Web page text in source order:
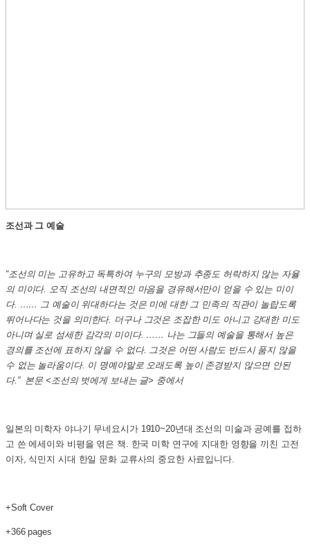
조선과 그 예술
“조선의 미는 고유하고 독특하여 누구의 모방과 추종도 허락하지 않는 자율
의 미이다. 오직 조선의 내면적인 마음을 경유해서만이 얻을 수 있는 미이
다. …… 그 예술이 위대하다는 것은 미에 대한 그 민족의 직관이 놀랍도록
뛰어나다는 것을 의미한다. 더구나 그것은 조잡한 미도 아니고 강대한 미도
아니며 실로 섬세한 감각의 미이다. …… 나는 그들의 예술을 통해서 높은
경의를 조선에 표하지 않을 수 없다. 그것은 어떤 사람도 반드시 품지 않을
수 없는 놀라움이다. 이 명예야말로 오래도록 높이 존경받지 않으면 안된
다.” 본문 <조선의 벗에게 보내는 글> 중에서
일본의 미학자 야나기 무네요시가 1910~20년대 조선의 미술과 공예를 접하
고 쓴 에세이와 비평을 엮은 책. 한국 미학 연구에 지대한 영향을 끼친 고전
이자, 식민지 시대 한일 문화 교류사의 중요한 사료입니다.
+Soft Cover
+366 pages